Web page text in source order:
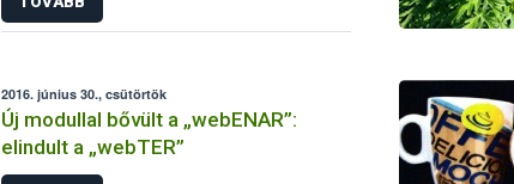
2016. június 30., csütörtök
Új modullal bővült a „webENAR”:
elindult a „webTER”